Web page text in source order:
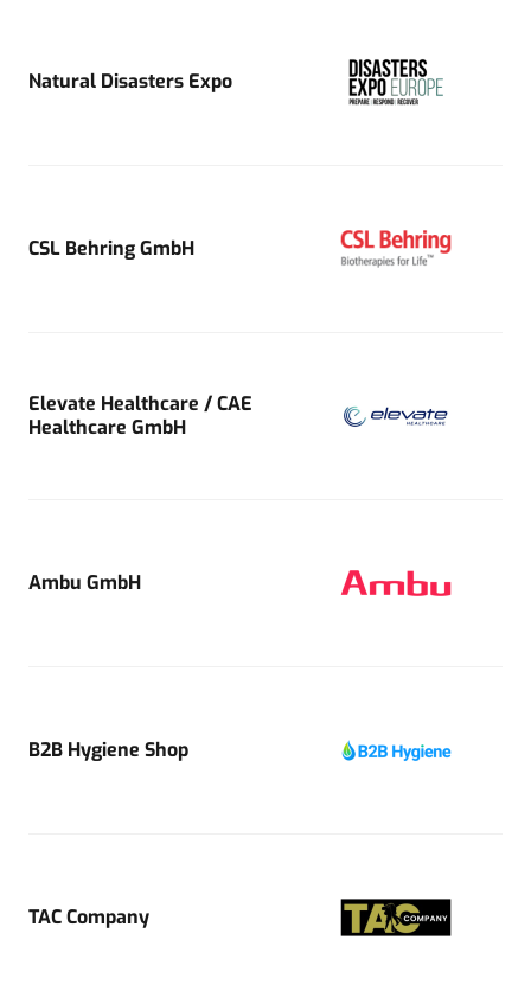
Natural Disasters Expo
CSL Behring GmbH
Elevate Healthcare / CAE
Healthcare GmbH
Ambu GmbH
B2B Hygiene Shop
TAC Company